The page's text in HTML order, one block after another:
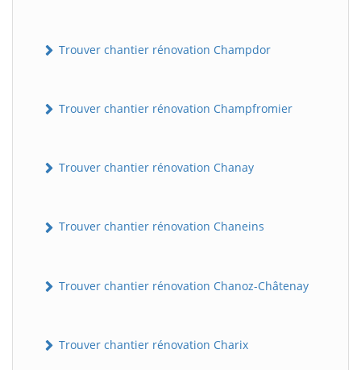
Trouver chantier rénovation Champdor
Trouver chantier rénovation Champfromier
Trouver chantier rénovation Chanay
Trouver chantier rénovation Chaneins
Trouver chantier rénovation Chanoz-Châtenay
Trouver chantier rénovation Charix